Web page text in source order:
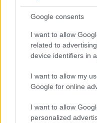
Google consents
I want to allow
related to
device identifiers in
I want to allow my
Google for online
I want to allow
personalized